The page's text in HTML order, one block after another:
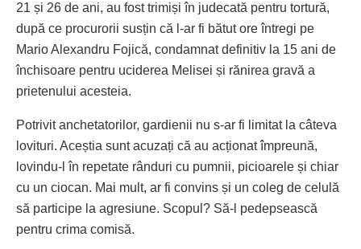
21 și 26 de ani, au fost trimiși în judecată pentru tortură,
după ce procurorii susțin că l-ar fi bătut ore întregi pe
Mario Alexandru Fojică, condamnat definitiv la 15 ani de
închisoare pentru uciderea Melisei și rănirea gravă a
prietenului acesteia.
Potrivit anchetatorilor, gardienii nu s-ar fi limitat la câteva
lovituri. Aceștia sunt acuzați că au acționat împreună,
lovindu-l în repetate rânduri cu pumnii, picioarele și chiar
cu un ciocan. Mai mult, ar fi convins și un coleg de celulă
să participe la agresiune. Scopul? Să-l pedepsească
pentru crima comisă.